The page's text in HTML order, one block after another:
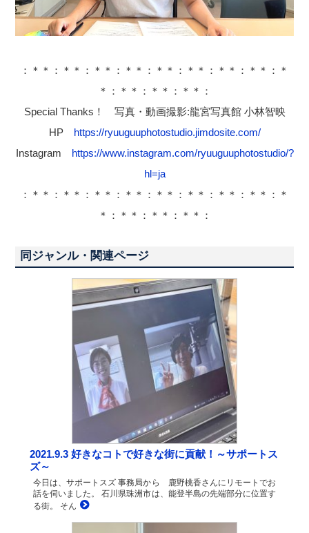
：＊＊：＊＊：＊＊：＊＊：＊＊：＊＊：＊＊：＊＊：＊
＊：＊＊：＊＊：＊＊：
Special Thanks！ 写真・動画撮影:龍宮写真館 小林智映
HP https://ryuuguuphotostudio.jimdosite.com/
Instagram https://www.instagram.com/ryuuguuphotostudio/?
hl=ja
：＊＊：＊＊：＊＊：＊＊：＊＊：＊＊：＊＊：＊＊：＊
＊：＊＊：＊＊：＊＊：
同ジャンル・関連ページ
2021.9.3 好きなコトで好きな街に貢献！～サポートス
ズ～
今日は、サポートスズ 事務局から 鹿野桃香さんにリモートでお
話を伺いました。 石川県珠洲市は、能登半島の先端部分に位置す
る街。 そん